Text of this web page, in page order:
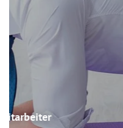
Aktionen im